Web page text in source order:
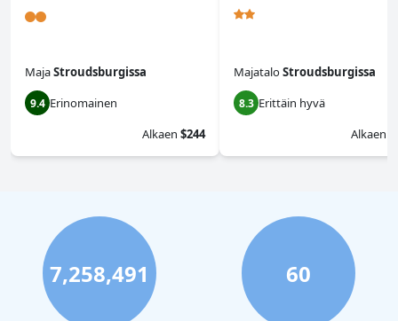
MajaStroudsburgissa
9.4 Erinomainen
Alkaen $244
MajataloStroudsburgissa
8.3 Erittäin hyvä
Alkaen
7,258,491 60